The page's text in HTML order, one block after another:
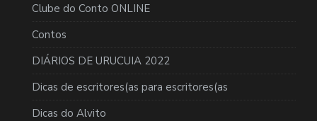
Clube do Conto ONLINE
Contos
DIÁRIOS DE URUCUIA 2022
Dicas de escritores(as para escritores(as
Dicas do Alvito